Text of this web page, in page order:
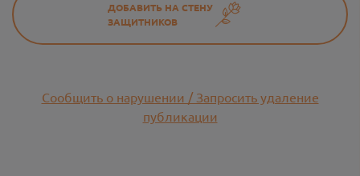
ДОБАВИТЬ НА СТЕНУ
ЗАЩИТНИКОВ
Сообщить о нарушении / Запросить удаление
публикации